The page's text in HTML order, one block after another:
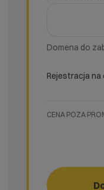
Zmień
Domena do
Rejestracja na
CENA POZA